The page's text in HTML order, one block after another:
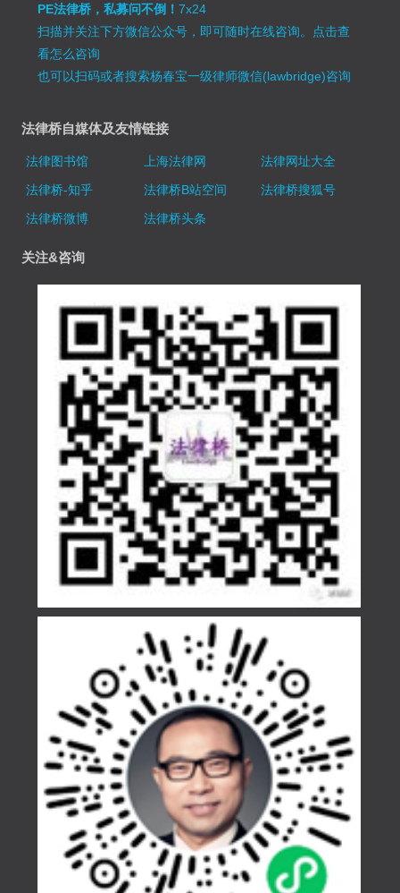
PE法律桥，私募问不倒！7x24
扫描并关注下方微信公众号，即可随时在线咨询。 点击查
看怎么咨询
也可以扫码或者搜索杨春宝一级律师微信(lawbridge)咨询
法律桥自媒体及友情链接
法律图书馆 上海法律网
法律网址大全
法律桥-知乎
法律桥B站空间
法律桥搜狐号
法律桥微博
法律桥头条
关注&咨询